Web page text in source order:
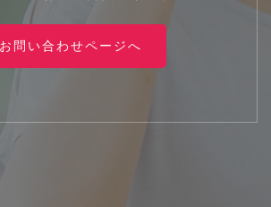
お問い合わせページへ